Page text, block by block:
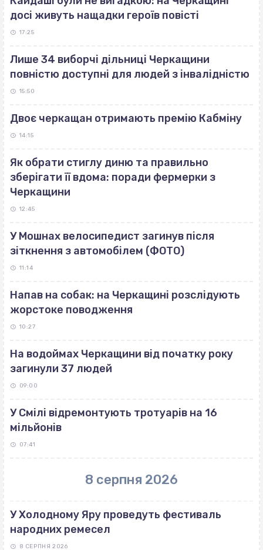
досі живуть нащадки героїв повісті
17:25
Лише 34 виборчі дільниці Черкащини
повністю доступні для людей з інвалідністю
15:50
Двоє черкащан отримають премію Кабміну
14:15
Як обрати стиглу диню та правильно
зберігати її вдома: поради фермерки з
Черкащини
12:45
У Мошнах велосипедист загинув після
зіткнення з автомобілем (ФОТО)
11:14
Напав на собак: на Черкащині розслідують
жорстоке поводження
10:27
На водоймах Черкащини від початку року
загинули 37 людей
09:00
У Смілі відремонтують тротуарів на 16
мільйонів
07:41
8 серпня 2026
У Холодному Яру проведуть фестиваль
народних ремесел
8 СЕРПНЯ 2026